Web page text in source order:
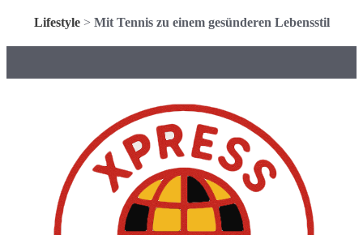
Lifestyle> Mit Tennis zu einem gesünderen Lebensstil